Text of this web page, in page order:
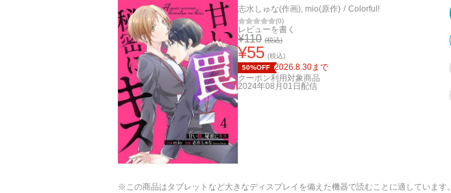
志水しゅな(作画), mio(原作) / Colorful!
(0)
レビューを書く
¥110 (税込)
¥55 (税込)
50%OFF 2026.8.30まで
クーポン利用対象商品
2024年08月01日 配信
※この商品はタブレットなど大きなディスプレイを備えた機器で読むことに適しています。